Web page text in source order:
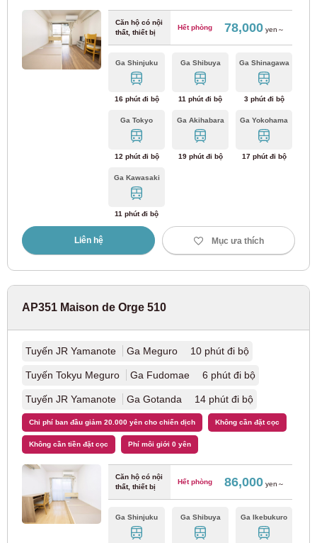
Căn hộ có nội
thất, thiết bị
Hết phòng 78,000yen～
Ga Shinjuku
16 phút đi bộ
Ga Shibuya
11 phút đi bộ
Ga Shinagawa
3 phút đi bộ
Ga Tokyo
12 phút đi bộ
Ga Akihabara
19 phút đi bộ
Ga Yokohama
17 phút đi bộ
Ga Kawasaki
11 phút đi bộ
Liên hệ Mục ưa thích
AP351 Maison de Orge 510
Tuyến JR Yamanote Ga Meguro 10 phút đi bộ
Tuyến Tokyu Meguro Ga Fudomae 6 phút đi bộ
Tuyến JR Yamanote Ga Gotanda 14 phút đi bộ
Chi phí ban đầu giảm 20.000 yên cho chiến dịch Không cần đặt cọc
Không cần tiền đặt cọc Phí môi giới 0 yên
Căn hộ có nội
thất, thiết bị
Hết phòng 86,000yen～
Ga Shinjuku Ga Shibuya Ga Ikebukuro
Đường sắt Hokuso Tuyến Hokuso (8)
Khu vực đô thị Đường sắt đô thị mới
Đường sắt cao tốc bờ sông Tokyo
Cục Giao thông Thành phố Yokohama
Tuyến JR Tozai (20)
Đường sắt điện Shinkeisei
Tuyến Shinkeisei (4)
Đường sắt Sagami
Tuyến chính Sotetsu (6)